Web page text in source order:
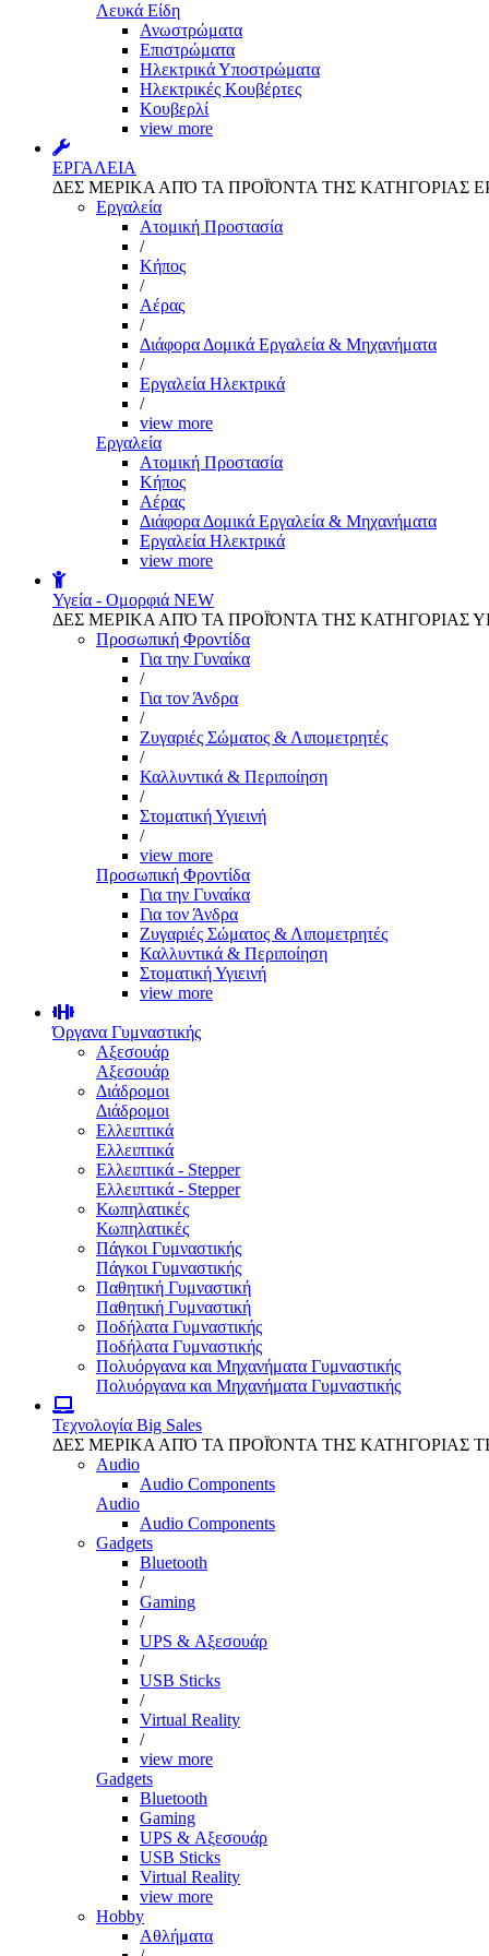
Λευκά Είδη
Ανωστρώματα
Επιστρώματα
Ηλεκτρικά Υποστρώματα
Ηλεκτρικές Κουβέρτες
Κουβερλί
view more
ΕΡΓΑΛΕΙΑ
ΔΕΣ ΜΕΡΙΚΑ ΑΠΌ ΤΑ ΠΡΟΪΌΝΤΑ ΤΗΣ ΚΑΤΗΓΟΡΙΑΣ
Εργαλεία
Aτομική Προστασία
/
Kήπος
/
Αέρας
/
Διάφορα Δομικά Εργαλεία & Μηχανήματα
/
Εργαλεία Ηλεκτρικά
/
view more
Εργαλεία
Aτομική Προστασία
Kήπος
Αέρας
Διάφορα Δομικά Εργαλεία & Μηχανήματα
Εργαλεία Ηλεκτρικά
view more
Υγεία - Ομορφιά NEW
ΔΕΣ ΜΕΡΙΚΑ ΑΠΌ ΤΑ ΠΡΟΪΌΝΤΑ ΤΗΣ ΚΑΤΗΓΟΡΙΑΣ
Προσωπική Φροντίδα
Για την Γυναίκα
/
Για τον Άνδρα
/
Ζυγαριές Σώματος & Λιπομετρητές
/
Καλλυντικά & Περιποίηση
/
Στοματική Υγιεινή
/
view more
Προσωπική Φροντίδα
Για την Γυναίκα
Για τον Άνδρα
Ζυγαριές Σώματος & Λιπομετρητές
Καλλυντικά & Περιποίηση
Στοματική Υγιεινή
view more
Όργανα Γυμναστικής
Αξεσουάρ
Αξεσουάρ
Διάδρομοι
Διάδρομοι
Ελλειπτικά
Ελλειπτικά
Ελλειπτικά - Stepper
Ελλειπτικά - Stepper
Κωπηλατικές
Κωπηλατικές
Πάγκοι Γυμναστικής
Πάγκοι Γυμναστικής
Παθητική Γυμναστική
Παθητική Γυμναστική
Ποδήλατα Γυμναστικής
Ποδήλατα Γυμναστικής
Πολυόργανα και Μηχανήματα Γυμναστικής
Πολυόργανα και Μηχανήματα Γυμναστικής
Τεχνολογία Big Sales
ΔΕΣ ΜΕΡΙΚΑ ΑΠΌ ΤΑ ΠΡΟΪΌΝΤΑ ΤΗΣ ΚΑΤΗΓΟΡΙΑΣ
Audio
Audio Components
Audio
Audio Components
Gadgets
Bluetooth
/
Gaming
/
UPS & Αξεσουάρ
/
USB Sticks
/
Virtual Reality
/
view more
Gadgets
Bluetooth
Gaming
UPS & Αξεσουάρ
USB Sticks
Virtual Reality
view more
Hobby
Αθλήματα